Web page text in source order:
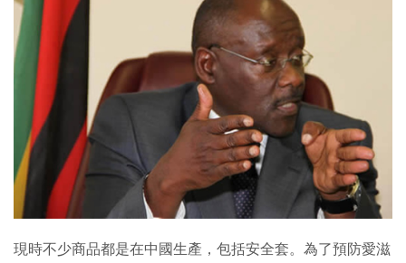
IT Times
生成式AI與雲端應用
Enterprise Digital Transformation
特集
現時不少商品都是在中國生產，包括安全套。為了預防愛滋